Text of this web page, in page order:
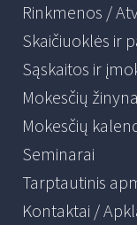
Rinkmenos /
Skaičiuoklės ir
Sąskaitos ir
Mokesčių
Mokesčių
Seminarai
Tarptautinis
Kontaktai /